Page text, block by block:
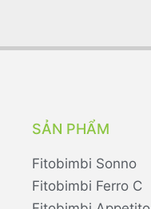
SẢN PHẨM
Fitobimbi Sonno
Fitobimbi Ferro C